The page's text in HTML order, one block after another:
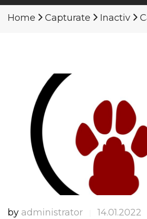
Home Capturate Inactiv
by administrator 14.01.2022